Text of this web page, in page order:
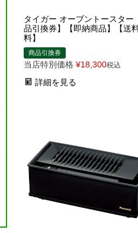
タイガー オーブントースター
品引換券】【即納商品】【送
料】
商品引換券
当店特別価格 ¥18,300税込
詳細を見る